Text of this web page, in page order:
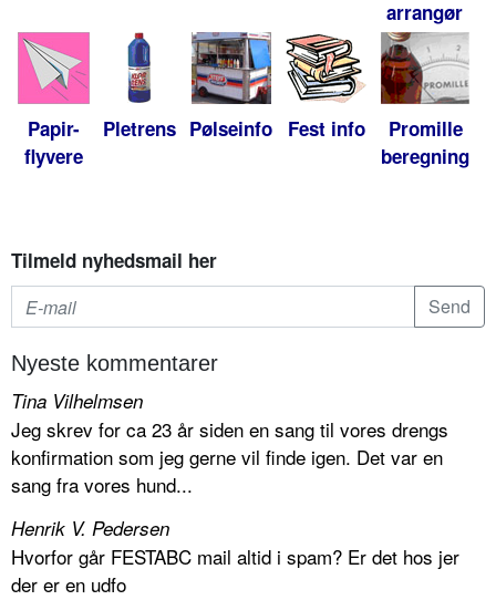
arrangør
Papir-
flyvere
Pletrens Pølseinfo Fest info
Promille
beregning
Tilmeld nyhedsmail her
Nyeste kommentarer
Tina Vilhelmsen
Jeg skrev for ca 23 år siden en sang til vores drengs
konfirmation som jeg gerne vil finde igen. Det var en
sang fra vores hund...
Henrik V. Pedersen
Hvorfor går FESTABC mail altid i spam? Er det hos jer
der er en udfo